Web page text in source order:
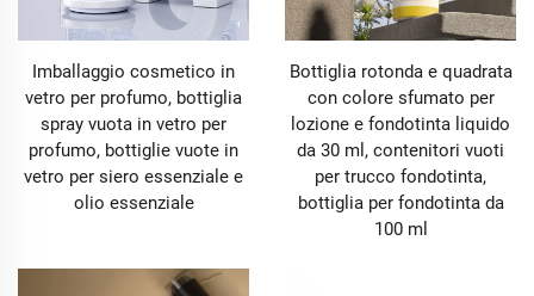
Imballaggio cosmetico in
vetro per profumo, bottiglia
spray vuota in vetro per
profumo, bottiglie vuote in
vetro per siero essenziale e
olio essenziale
Bottiglia rotonda e quadrata
con colore sfumato per
lozione e fondotinta liquido
da 30 ml, contenitori vuoti
per trucco fondotinta,
bottiglia per fondotinta da
100 ml